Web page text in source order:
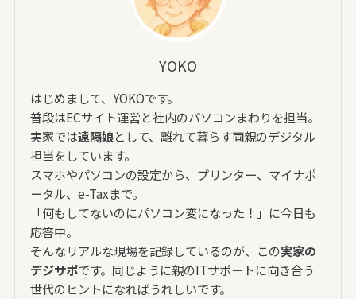
YOKO
はじめまして、YOKOです。
普段はECサイト運営と社内のパソコンまわりを担当。
実家では遠隔娘として、離れて暮らす両親のデジタル
担当をしています。
スマホやパソコンの設定から、プリンター、マイナポ
ータル、e-Taxまで。
「何もしてないのにパソコン変になった！」に今日も
応答中。
そんなリアルな現場を記録しているのが、この実家の
デジサポです。同じように親のITサポートに向き合う
世代のヒントになればうれしいです。